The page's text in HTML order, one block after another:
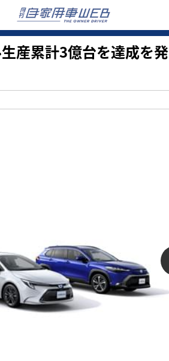
産累計3億台を達成を発